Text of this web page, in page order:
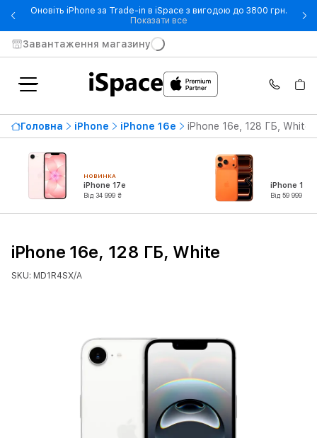
Оновіть iPhone за Trade-in в iSpace з вигодою до 3800 грн.
Показати все- Оновіть iPhone за Trade-in
Завантаження магазину
Головна iPhone iPhone 16e iPhone 16e, 128 ГБ, White
НОВИНКА
iPhone 17e
Від 34 999 ₴
iPhone 17
Від 59 999 ₴
iPhone 16e, 128 ГБ, White
SKU: MD1R4SX/A